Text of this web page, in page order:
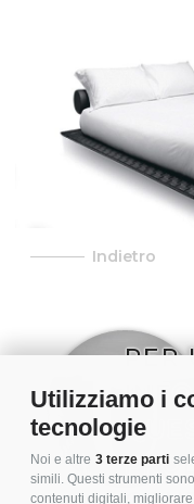
Utilizziamo i
tecnologie
Noi e altre 3 terze parti
simili. Questi strumenti
contenuti digitali,
Indietro
PER